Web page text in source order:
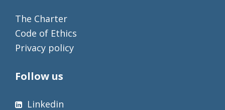
The Charter
Code of Ethics
Privacy policy
Follow us
Linkedin